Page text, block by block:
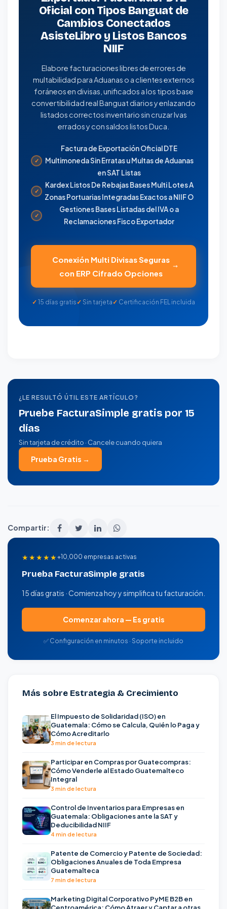
Oficial con Tipos Banguat de
Cambios Conectados
AsisteLibro y Listos Bancos
NIIF
Elabore facturaciones libres de errores de
multabilidad para Aduanas o a clientes externos
foráneos en divisas, unificados a los tipos base
convertibilidad real Banguat diarios y enlazando
listados correctos inventario sin cruzar Ivas
errados y con saldos listos Duca.
✓
Factura de Exportación Oficial DTE
Multimoneda Sin Erratas u Multas de Aduanas
en SAT Listas
✓
Kardex Listos De Rebajas Bases Multi Lotes A
Zonas Portuarias Integradas Exactos a NIIF O
✓
Gestiones Bases Listadas del IVA o a
Reclamaciones Fisco Exportador
Conexión Multi Divisas Seguras
con ERP Cifrado Opciones
15 días gratis Sin tarjeta Certificación FEL incluida
¿LE RESULTÓ ÚTIL ESTE ARTÍCULO?
Pruebe FacturaSimple gratis por 15
días
Sin tarjeta de crédito · Cancele cuando quiera
Prueba Gratis →
Compartir:
★★★★★+10,000 empresas activas
Prueba FacturaSimple gratis
15 días gratis · Comienza hoy y simplifica tu facturación.
Comenzar ahora — Es gratis
✅ Configuración en minutos · Soporte incluido
Más sobre Estrategia & Crecimiento
El Impuesto de Solidaridad (ISO) en
Guatemala: Cómo se Calcula, Quién lo Paga y
Cómo Acreditarlo
3 min de lectura
Participar en Compras por Guatecompras:
Cómo Venderle al Estado Guatemalteco
Integral
3 min de lectura
Control de Inventarios para Empresas en
Guatemala: Obligaciones ante la SAT y
Deducibilidad NIIF
4 min de lectura
Patente de Comercio y Patente de Sociedad:
Obligaciones Anuales de Toda Empresa
Guatemalteca
7 min de lectura
Marketing Digital Corporativo PyME B2B en
Centroamérica: Cómo Atraer y Captar a otras